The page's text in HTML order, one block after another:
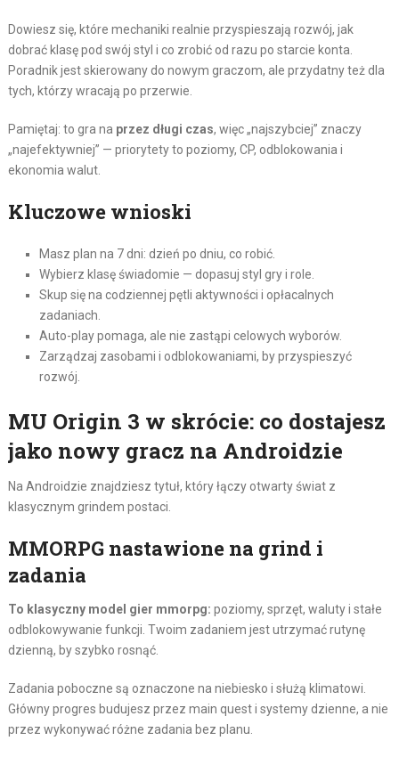
Dowiesz się, które mechaniki realnie przyspieszają rozwój, jak
dobrać klasę pod swój styl i co zrobić od razu po starcie konta.
Poradnik jest skierowany do nowym graczom, ale przydatny też dla
tych, którzy wracają po przerwie.
Pamiętaj: to gra na przez długi czas, więc „najszybciej” znaczy
„najefektywniej” — priorytety to poziomy, CP, odblokowania i
ekonomia walut.
Kluczowe wnioski
Masz plan na 7 dni: dzień po dniu, co robić.
Wybierz klasę świadomie — dopasuj styl gry i role.
Skup się na codziennej pętli aktywności i opłacalnych
zadaniach.
Auto-play pomaga, ale nie zastąpi celowych wyborów.
Zarządzaj zasobami i odblokowaniami, by przyspieszyć
rozwój.
MU Origin 3 w skrócie: co dostajesz
jako nowy gracz na Androidzie
Na Androidzie znajdziesz tytuł, który łączy otwarty świat z
klasycznym grindem postaci.
MMORPG nastawione na grind i
zadania
To klasyczny model gier mmorpg: poziomy, sprzęt, waluty i stałe
odblokowywanie funkcji. Twoim zadaniem jest utrzymać rutynę
dzienną, by szybko rosnąć.
Zadania poboczne są oznaczone na niebiesko i służą klimatowi.
Główny progres budujesz przez main quest i systemy dzienne, a nie
przez wykonywać różne zadania bez planu.